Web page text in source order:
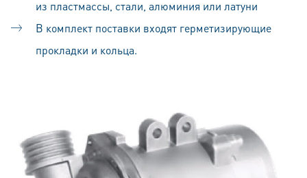
из пластмассы, стали, алюминия или латуни
В комплект поставки входят герметизирующие
прокладки и кольца.